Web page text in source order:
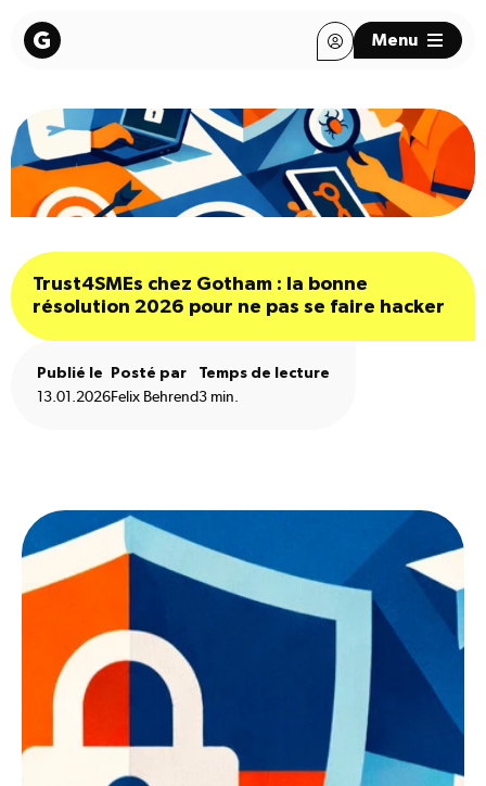
Menu
Trust4SMEs chez Gotham : la bonne
résolution 2026 pour ne pas se faire hacker
Publié le
13.01.2026
Posté par
Felix Behrend
Temps de lecture
3 min.